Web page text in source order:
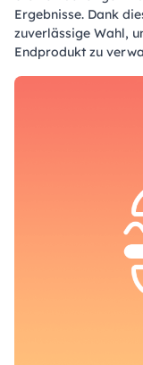
Ergebnisse. Dank
zuverlässige Wahl,
Endprodukt zu